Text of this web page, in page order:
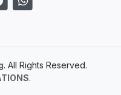
. All Rights Reserved.
.